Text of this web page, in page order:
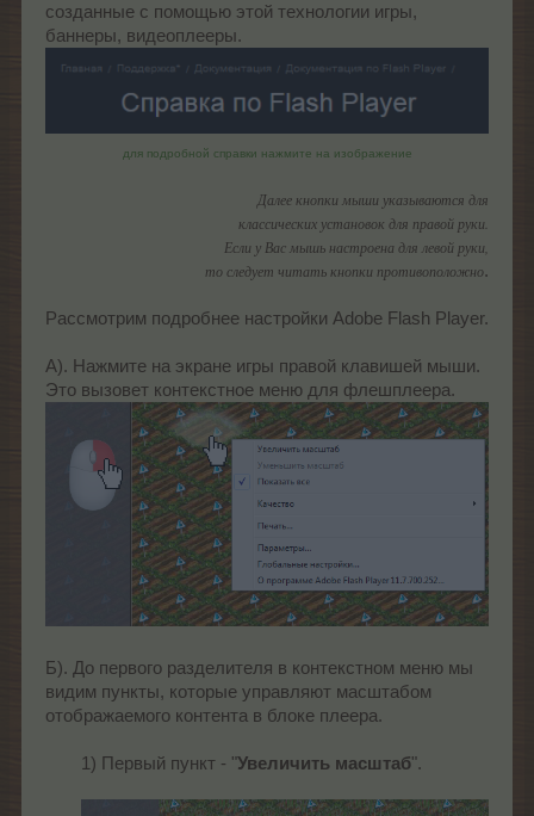
созданные с помощью этой технологии игры,
баннеры, видеоплееры.
для подробной справки нажмите на изображение
Далее кнопки мыши указываются для
классических установок для правой руки.
Если у Вас мышь настроена для левой руки,
то следует читать кнопки противоположно.
Рассмотрим подробнее настройки Adobe Flash Player.
А). Нажмите на экране игры правой клавишей мыши.
Это вызовет контекстное меню для флешплеера.
Б). До первого разделителя в контекстном меню мы
видим пункты, которые управляют масштабом
отображаемого контента в блоке плеера.
1) Первый пункт - "Увеличить масштаб".